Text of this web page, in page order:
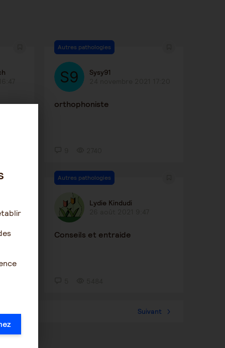
Autres pathologies
Sysy91
orthophoniste
14:01
Autres pathologies
Lydie Kindudi
Conseils et entraide
Suivant